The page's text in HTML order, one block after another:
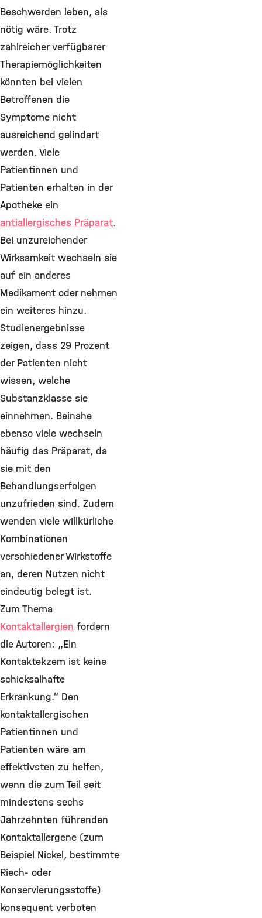
Beschwerden leben, als
nötig wäre. Trotz
zahlreicher verfügbarer
Therapiemöglichkeiten
könnten bei vielen
Betroffenen die
Symptome nicht
ausreichend gelindert
werden. Viele
Patientinnen und
Patienten erhalten in der
Apotheke ein
antiallergisches Präparat.
Bei unzureichender
Wirksamkeit wechseln sie
auf ein anderes
Medikament oder nehmen
ein weiteres hinzu.
Studienergebnisse
zeigen, dass 29 Prozent
der Patienten nicht
wissen, welche
Substanzklasse sie
einnehmen. Beinahe
ebenso viele wechseln
häufig das Präparat, da
sie mit den
Behandlungserfolgen
unzufrieden sind. Zudem
wenden viele willkürliche
Kombinationen
verschiedener Wirkstoffe
an, deren Nutzen nicht
eindeutig belegt ist.
Zum Thema
Kontaktallergien fordern
die Autoren: „Ein
Kontaktekzem ist keine
schicksalhafte
Erkrankung.“ Den
kontaktallergischen
Patientinnen und
Patienten wäre am
effektivsten zu helfen,
wenn die zum Teil seit
mindestens sechs
Jahrzehnten führenden
Kontaktallergene (zum
Beispiel Nickel, bestimmte
Riech- oder
Konservierungsstoffe)
konsequent verboten